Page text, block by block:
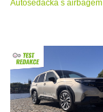
Autosedačka s airbagem